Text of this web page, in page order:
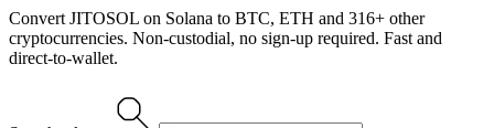
Convert JITOSOL on Solana to BTC, ETH and 316+ other
cryptocurrencies. Non-custodial, no sign-up required. Fast and
direct-to-wallet.